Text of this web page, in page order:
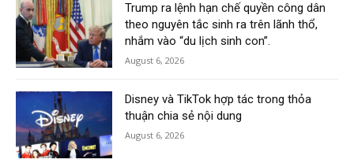
Trump ra lệnh hạn chế quyền công dân
theo nguyên tắc sinh ra trên lãnh thổ,
nhắm vào “du lịch sinh con”.
August 6, 2026
Disney và TikTok hợp tác trong thỏa
thuận chia sẻ nội dung
August 6, 2026